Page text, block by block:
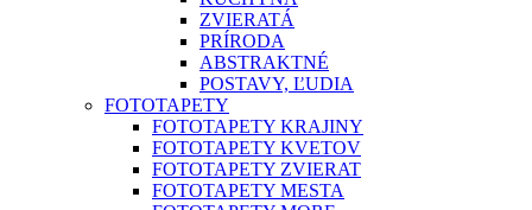
ZVIERATÁ
PRÍRODA
ABSTRAKTNÉ
POSTAVY, ĽUDIA
FOTOTAPETY
FOTOTAPETY KRAJINY
FOTOTAPETY KVETOV
FOTOTAPETY ZVIERAT
FOTOTAPETY MESTA